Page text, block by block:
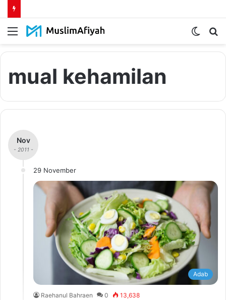
Menu
Switch
mual kehamilan
Nov
- 2011 -
29 November
Adab
Raehanul Bahraen 0 13,638